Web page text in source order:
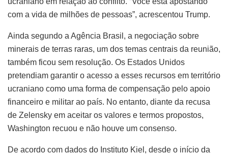
com a vida de milhões de pessoas”, acrescentou Trump.
Ainda segundo a Agência Brasil, a negociação sobre
minerais de terras raras, um dos temas centrais da reunião,
também ficou sem resolução. Os Estados Unidos
pretendiam garantir o acesso a esses recursos em território
ucraniano como uma forma de compensação pelo apoio
financeiro e militar ao país. No entanto, diante da recusa
de Zelensky em aceitar os valores e termos propostos,
Washington recuou e não houve um consenso.
De acordo com dados do Instituto Kiel, desde o início da